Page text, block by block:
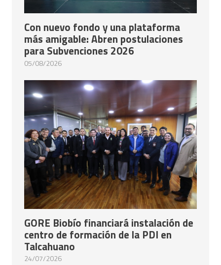
Con nuevo fondo y una plataforma
más amigable: Abren postulaciones
para Subvenciones 2026
05/08/2026
GORE Biobío financiará instalación de
centro de formación de la PDI en
Talcahuano
24/07/2026